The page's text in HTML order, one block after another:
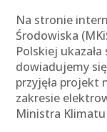
Na stronie
Środowiska
Polskiej
dowiadujemy
przyjęła projekt
zakresie
Ministra